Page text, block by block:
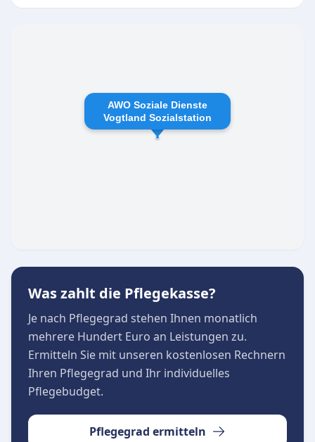
Unterstützungsleistungen für den Alltag. Dazu
Medizinische Behandlungspflege nach ärztlicher
Beratung und Unterstützung für
AWO Soziale Dienste
Vogtland Sozialstation
Was zahlt die Pflegekasse?
Je nach Pflegegrad stehen Ihnen monatlich
mehrere Hundert Euro an Leistungen zu.
Ermitteln Sie mit unseren kostenlosen Rechnern
Ihren Pflegegrad und Ihr individuelles
Pflegebudget.
Pflegegrad ermitteln